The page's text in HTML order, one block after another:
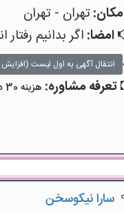
مکان:تهران - تهران
امضا: اگر بدانیم
انتقال آگهی به اول لیست (افزایش
تعرفه مشاوره: هزینه 30 دقیقه مشاوره 300 هزار تومان ، 50 دقیقه 450 هزار تومان می‌باشد.حضوری خیابان جام جم .
سارا نیکوسخن